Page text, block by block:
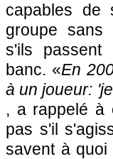
capables de
groupe sans
s'ils
banc. «En
à un joueur:
, a rappelé à
pas s'il
savent à